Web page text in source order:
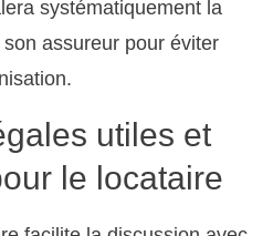
systématiquement la
assureur pour éviter
utiles et
le locataire